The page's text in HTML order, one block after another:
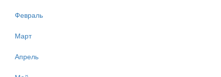
Февраль
Март
Апрель